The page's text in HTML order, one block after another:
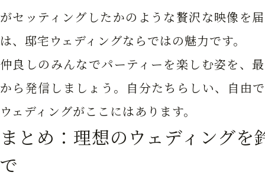
がセッティングしたかのような贅沢な映像を
は、邸宅ウェディングならではの魅力です。
仲良しのみんなでパーティーを楽しむ姿を、
から発信しましょう。自分たちらしい、自由
ウェディングがここにはあります。
まとめ：理想のウェディングを
で